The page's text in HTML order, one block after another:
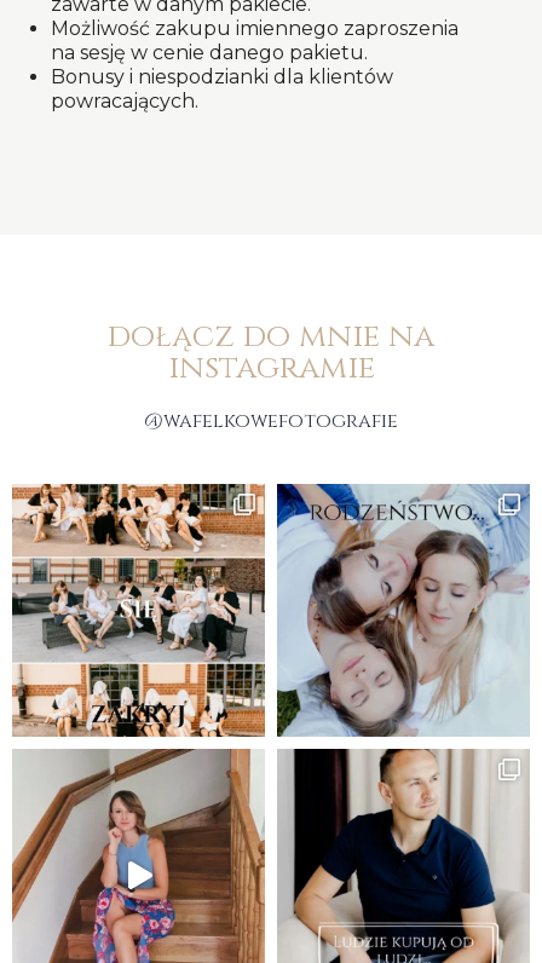
Możliwość zakupu imiennego zaproszenia
na sesję w cenie danego pakietu.
Bonusy i niespodzianki dla klientów
powracających.
dołącz do mnie na
instagramie
@wafelkowefotografie